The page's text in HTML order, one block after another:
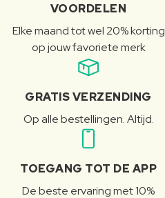
VOORDELEN
Elke maand tot wel 20% korting
op jouw favoriete merk
GRATIS VERZENDING
Op alle bestellingen. Altijd.
TOEGANG TOT DE APP
De beste ervaring met 10%